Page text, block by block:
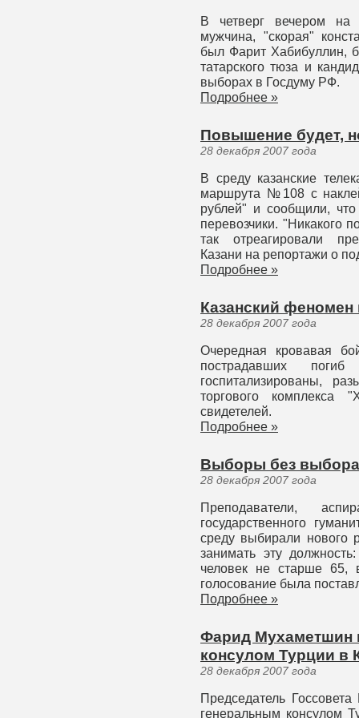
В четверг вечером на
мужчина, "скорая"
был Фарит Хабибуллин,
татарского тюза и
выборах в Госдуму РФ.
Подробнее »
Повышение будет,
28 декабря 2007 года
В среду казанские
маршрута №108 с
рублей" и сообщили,
перевозчики. "Никакого
так отреагировали
Казани на репортажи о
Подробнее »
Казанский феномен
28 декабря 2007 года
Очередная кровавая
пострадавших
госпитализированы,
торгового комплекса
свидетелей.
Подробнее »
Выборы без выбора
28 декабря 2007 года
Преподаватели,
государственного
среду выбирали нового
занимать эту
человек не старше 65,
голосование была
Подробнее »
Фарид Мухаметшин
консулом Турции в
28 декабря 2007 года
Председатель
генеральным консулом